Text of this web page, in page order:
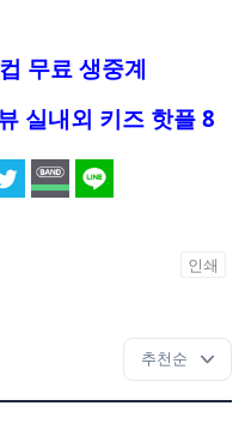
무료 생중계
실내외 키즈 핫플 8
인쇄